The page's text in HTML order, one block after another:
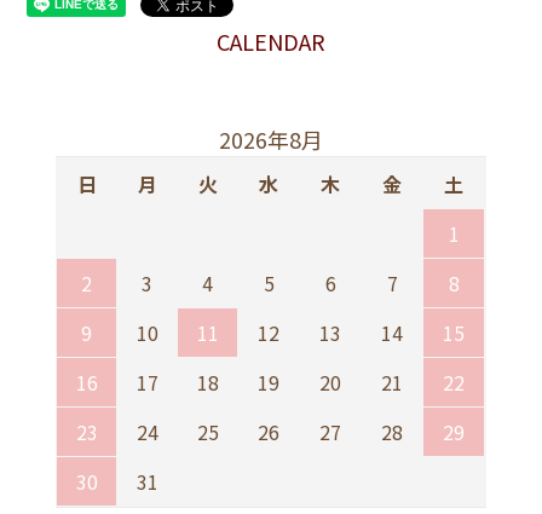
CALENDAR
2026年8月
日 月 火 水 木 金
土
1
2
3 4 5 6 7
8
9
10 11 12 13 14
15
16
17 18 19 20 21
22
23
24 25 26 27 28
29
30
31